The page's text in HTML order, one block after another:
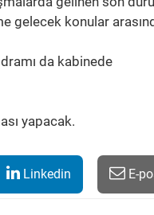
gelecek konular
da kabinede
yapacak.
Linkedin E-